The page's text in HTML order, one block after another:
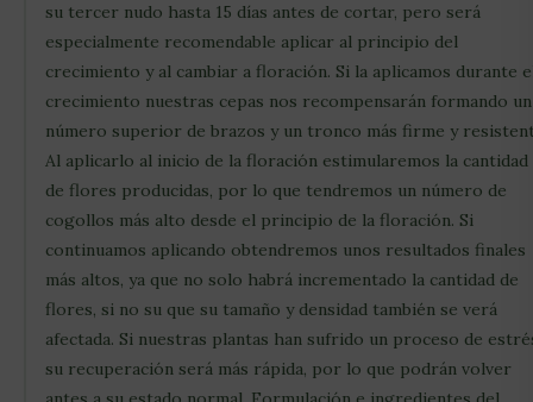
su tercer nudo hasta 15 días antes de cortar, pero será
especialmente recomendable aplicar al principio del
crecimiento y al cambiar a floración. Si la aplicamos durante
crecimiento nuestras cepas nos recompensarán formando un
número superior de brazos y un tronco más firme y
Al aplicarlo al inicio de la floración estimularemos la cantidad
de flores producidas, por lo que tendremos un número de
cogollos más alto desde el principio de la floración. Si
continuamos aplicando obtendremos unos resultados finales
más altos, ya que no solo habrá incrementado la cantidad de
flores, si no su que su tamaño y densidad también se verá
afectada. Si nuestras plantas han sufrido un proceso de
su recuperación será más rápida, por lo que podrán volver